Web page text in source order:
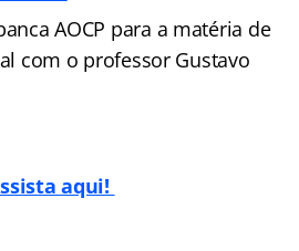
AOCP para a matéria de
com o professor Gustavo
aqui!